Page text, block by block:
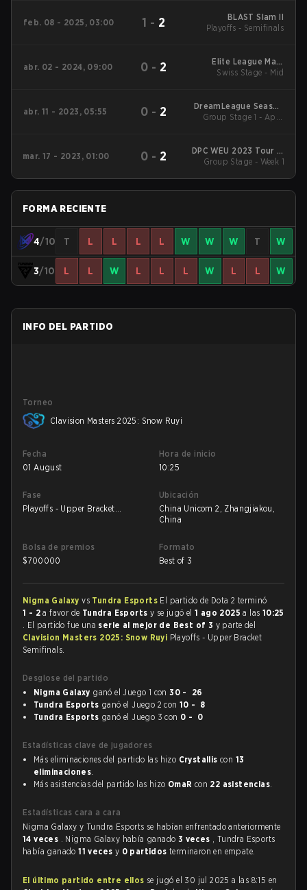
feb. 08 - 2025, 03:00 1 - 2
BLAST Slam II
Playoffs - Semifinals
abr. 02 - 2024, 09:00 0 - 2
Elite League Main
Tournament
Swiss Stage - Mid
abr. 11 - 2023, 05:55 0 - 2
DreamLeague Season
19
Group Stage 1 - April
mar. 17 - 2023, 01:00 0 - 2
DPC WEU 2023 Tour 2:
Division I
Group Stage - Week 1
FORMA RECIENTE
4/10 T L L L L W W W T W
3/10 L L W L L L W L L W
INFO DEL PARTIDO
Torneo
Clavision Masters 2025: Snow Ruyi
Fecha
01 August
Hora de inicio
10:25
Fase
Playoffs - Upper Bracket
Ubicación
China Unicom 2, Zhangjiakou,
China
Bolsa de premios
$700000
Formato
Best of 3
Nigma Galaxyvs Tundra Esports El partido de Dota 2 terminó
1 - 2 a favor de Tundra Esports y se jugó el1 ago 2025a las 10:25
. El partido fue una serie al mejor de Best of 3 y parte del
Clavision Masters 2025: Snow Ruyi Playoffs - Upper Bracket
Semifinals.
Desglose del partido
Nigma Galaxy ganó el Juego 1 con30 - 26
Tundra Esports ganó el Juego 2 con10 - 8
Tundra Esports ganó el Juego 3 con 0 - 0
Estadísticas clave de jugadores
Más eliminaciones del partido las hizo Crystallis con 13
eliminaciones.
Más asistencias del partido las hizo OmaR con 22 asistencias.
Estadísticas cara a cara
Nigma Galaxy y Tundra Esports se habían enfrentado anteriormente
14 veces . Nigma Galaxy había ganado 3 veces , Tundra Esports
había ganado11 veces y 0 partidosterminaron en empate.
El último partido entre ellos se jugó el 30 jul 2025 a las 8:15 en